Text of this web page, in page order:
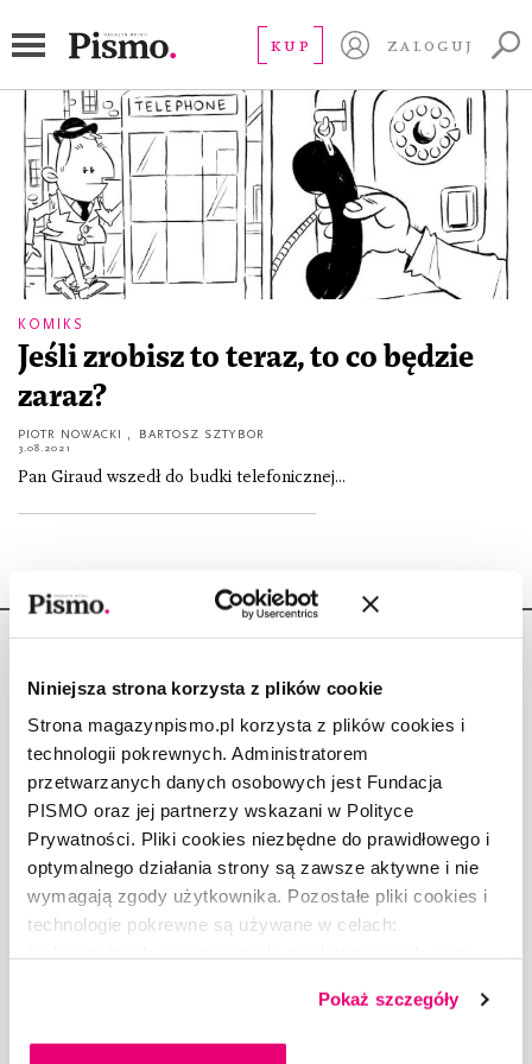
Niniejsza strona korzysta z plików cookie
Strona magazynpismo.pl korzysta z plików cookies i
technologii pokrewnych. Administratorem
przetwarzanych danych osobowych jest Fundacja
PISMO oraz jej partnerzy wskazani w Polityce
Prywatności. Pliki cookies niezbędne do prawidłowego i
optymalnego działania strony są zawsze aktywne i nie
wymagają zgody użytkownika. Pozostałe pliki cookies i
technologie pokrewne są używane w celach:
dobrowolną zgodę na pliki cookies i technologie
pokrewne, zgadzasz się na przechowywanie informacji
Pokaż szczegóły
KUP ZALOGUJ
KOMIKS
Jeśli zrobisz to teraz, to co będzie
zaraz?
PIOTR NOWACKI BARTOSZ SZTYBOR
3.08.2021
Pan Giraud wszedł do budki telefonicznej...
Copyright © Fundacja Pismo
O „PIŚMIE”
ABOUT PISMO
FACT-CHECKING W „PIŚMIE”